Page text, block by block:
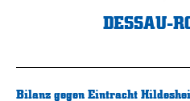
DESSAU-
Bilanz gegen Eintracht